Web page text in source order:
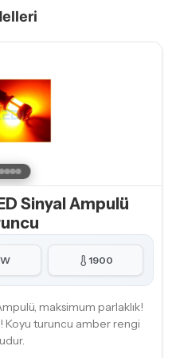
Sinyal Ampulü
1900
maksimum parlaklık!
Koyu turuncu amber rengi